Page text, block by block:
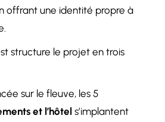
offrant une identité propre à
structure le projet en trois
sur le fleuve, les 5
et l’hôtel s’implantent